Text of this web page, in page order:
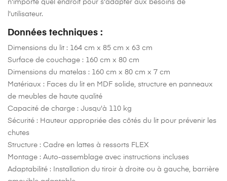
n'importe quel endroit pour s'adapter aux besoins de
l'utilisateur.
Données techniques :
Dimensions du lit : 164 cm x 85 cm x 63 cm
Surface de couchage : 160 cm x 80 cm
Dimensions du matelas : 160 cm x 80 cm x 7 cm
Matériaux : Faces du lit en MDF solide, structure en panneaux
de meubles de haute qualité
Capacité de charge : Jusqu'à 110 kg
Sécurité : Hauteur appropriée des côtés du lit pour prévenir les
chutes
Structure : Cadre en lattes à ressorts FLEX
Montage : Auto-assemblage avec instructions incluses
Adaptabilité : Installation du tiroir à droite ou à gauche, barrière